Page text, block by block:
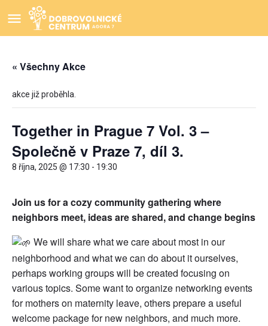
« Všechny Akce
akce již proběhla.
Together in Prague 7 Vol. 3 –
Společně v Praze 7, díl 3.
8 října, 2025 @ 17:30 - 19:30
Join us for a cozy community gathering where
neighbors meet, ideas are shared, and change begins
We will share what we care about most in our
neighborhood and what we can do about it ourselves,
perhaps working groups will be created focusing on
various topics. Some want to organize networking events
for mothers on maternity leave, others prepare a useful
welcome package for new neighbors, and much more.